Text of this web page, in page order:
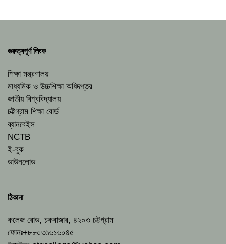
গুরুত্বপূর্ণ লিংক
শিক্ষা মন্ত্রণালয়
মাধ্যমিক ও উচ্চশিক্ষা অধিদপ্তর
জাতীয় বিশ্ববিদ্যালয়
চট্টগ্রাম শিক্ষা বোর্ড
ব্যানবেইস
NCTB
ই-বুক
ডাউনলোড
ঠিকানা
কলেজ রোড, চকবাজার, ৪২০৩ চট্টগ্রাম
ফোনঃ+৮৮০৩১৬১৬০৪৫